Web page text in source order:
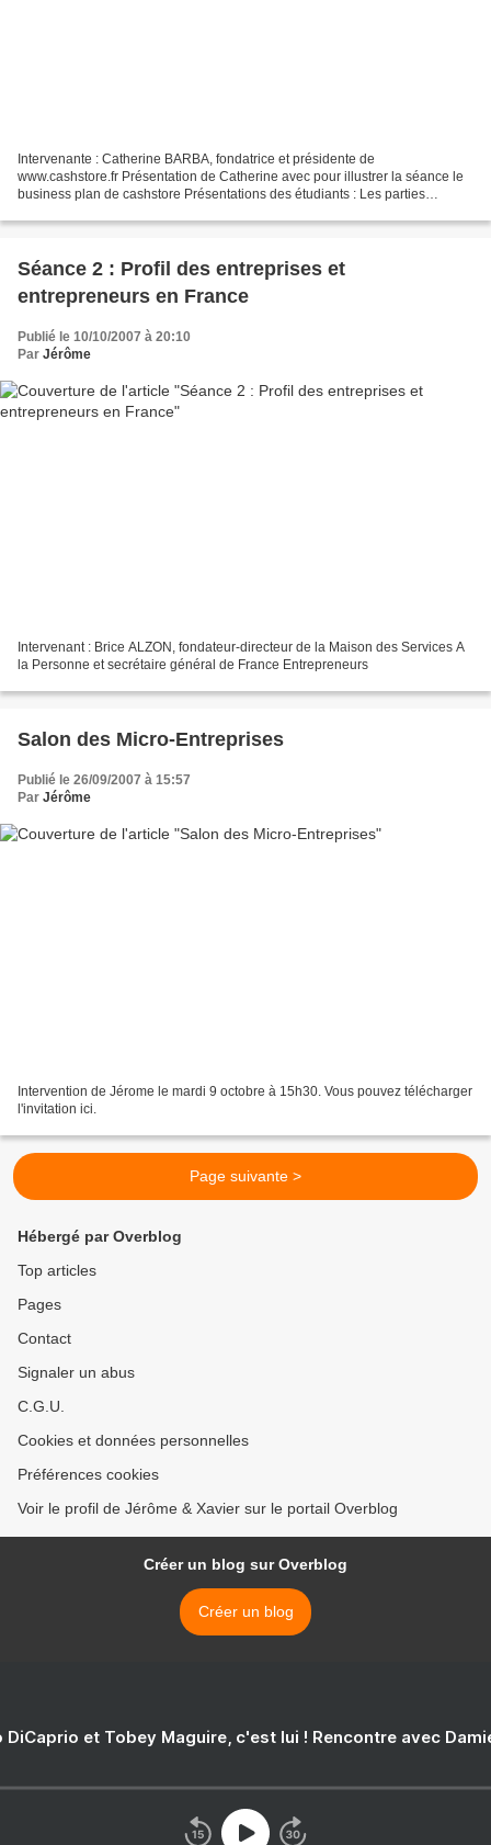
Intervenante : Catherine BARBA, fondatrice et présidente de
www.cashstore.fr Présentation de Catherine avec pour illustrer la séance le
business plan de cashstore Présentations des étudiants : Les parties
Séance 2 : Profil des entreprises et
entrepreneurs en France
Publié le 10/10/2007 à 20:10
Par Jérôme
Intervenant : Brice ALZON, fondateur-directeur de la Maison des Services A
la Personne et secrétaire général de France Entrepreneurs
Salon des Micro-Entreprises
Publié le 26/09/2007 à 15:57
Par Jérôme
Intervention de Jérome le mardi 9 octobre à 15h30. Vous pouvez télécharger
l'invitation ici.
Page suivante >
Hébergé par Overblog
Top articles
Pages
Contact
Signaler un abus
C.G.U.
Cookies et données personnelles
Préférences cookies
Voir le profil de Jérôme & Xavier sur le portail Overblog
Créer un blog sur Overblog
Créer un blog
DiCaprio et Tobey Maguire, c'est lui ! Rencontre avec